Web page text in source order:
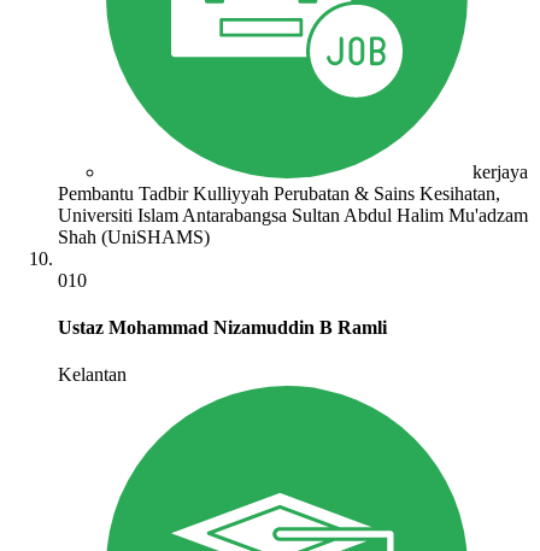
kerjaya
Pembantu Tadbir Kulliyyah Perubatan & Sains Kesihatan,
Universiti Islam Antarabangsa Sultan Abdul Halim Mu'adzam
Shah (UniSHAMS)
010
Ustaz Mohammad Nizamuddin B Ramli
Kelantan